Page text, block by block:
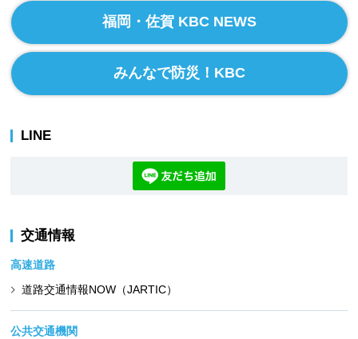
福岡・佐賀 KBC NEWS
みんなで防災！KBC
LINE
交通情報
高速道路
道路交通情報NOW（JARTIC）
公共交通機関